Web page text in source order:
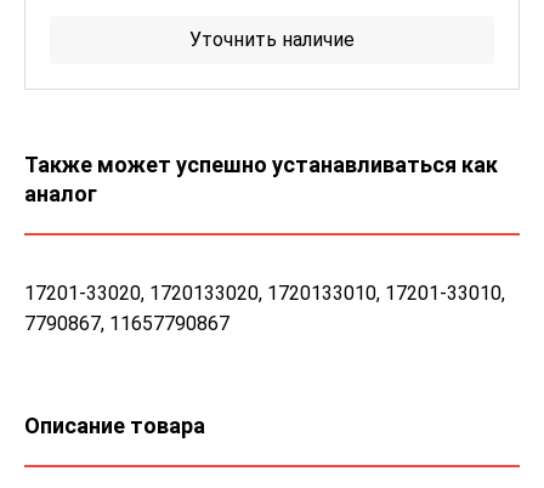
Уточнить наличие
Также может успешно устанавливаться как
аналог
17201-33020, 1720133020, 1720133010, 17201-33010,
7790867, 11657790867
Описание товара